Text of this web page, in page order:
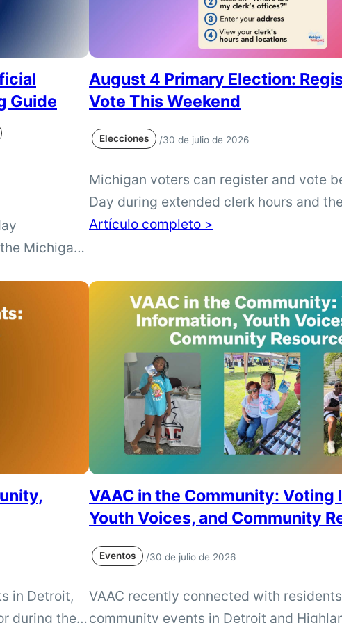
Guide
Michigan
the
how
legal
August 4 Primary Election:
Vote This Weekend
Elecciones /30 de julio de 2026
Michigan voters can register and vote
Day during extended clerk hours and
of statewide early voting. Clerk
Artículo completo >
in Detroit,
during the
VAAC in the Community: Voting
Youth Voices, and Community
Eventos /30 de julio de 2026
VAAC recently connected with
community events in Detroit and